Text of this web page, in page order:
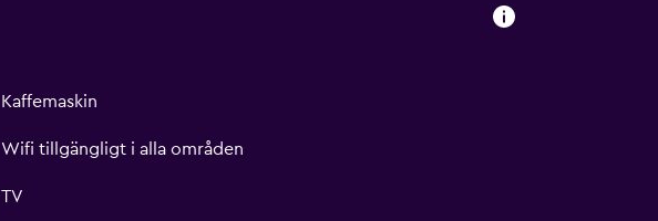
Kaffemaskin
Wifi tillgängligt i alla områden
TV